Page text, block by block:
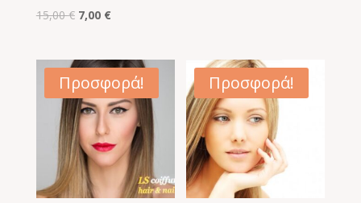
15,00€ Original
was:
15,00 €.
7,00 €Η
τιμή
είναι:
7,00 €.
Προσφορά! Προσφορά!